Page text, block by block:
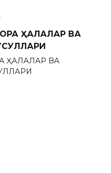
ҲАЛҚАЛАР ВА
ҲАЛҚАЛАР ВА